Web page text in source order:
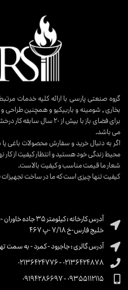
گروه صنعتی پارسی با ارائه کلیه خدمات
بخاری , شومینه و باربیکیو و همچنین
برای فضای باز با بیش از ۲۰
می باشد.
اگر به دنبال خرید و سفارش محصولات باغی یا
محیط زندگی خود هستید و انتظار کیفیت از کار
شعار ما قیمت مناسب و کیفیت بالاست.
کیفیت تنها چیزی است که ما در ساخت تجهیزات
آدرس کارخانه :
خلیج فارس-خ ۷/۱۸ -پ ۴۶۷
آدرس گالری : جاجرود - کمرد - به سمت
۰۲۱۳۶۴۲۴۸۷۸ - ۰۲۱۳۶۴۲۴۷۷۶
۰۹۳۵۵۱۱۲۱۱۵ - ۰۹۱۹۴۲۸۶۶۹۷